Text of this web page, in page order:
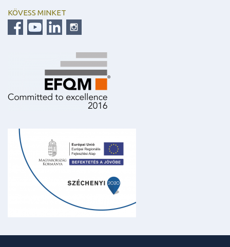
KÖVESS MINKET